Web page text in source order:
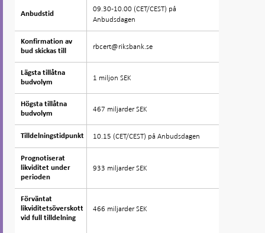
Anbudstid
Konfirmation av
bud skickas till
Lägsta tillåtna
budvolym
Högsta tillåtna
budvolym
Tilldelningstidpunkt
Prognotiserat
likviditet under
perioden
Förväntat
likviditetsöverskott
vid full tilldelning
Anbudstid
09.30-10.00 (CET/CEST) på
Anbudsdagen
Konfirmation av
bud skickas till
rbcert@riksbank.se
Lägsta tillåtna
budvolym
1 miljon SEK
Högsta tillåtna
budvolym
467 miljarder SEK
Tilldelningstidpunkt 10.15 (CET/CEST) på Anbudsdagen
Prognotiserat
likviditet under
perioden
933 miljarder SEK
Förväntat
likviditetsöverskott
vid full tilldelning
466 miljarder SEK